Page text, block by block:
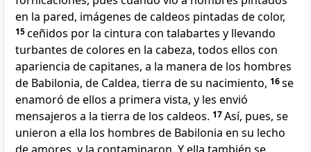
en la pared, imágenes de caldeos pintadas de color,
15ceñidos por la cintura con talabartes y llevando
turbantes de colores en la cabeza, todos ellos con
apariencia de capitanes, a la manera de los hombres
de Babilonia, de Caldea, tierra de su nacimiento, 16se
enamoró de ellos a primera vista, y les envió
mensajeros a la tierra de los caldeos. 17Así, pues, se
unieron a ella los hombres de Babilonia en su lecho